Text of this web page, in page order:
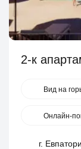
2-к
Вид на
Онлайн-
г.